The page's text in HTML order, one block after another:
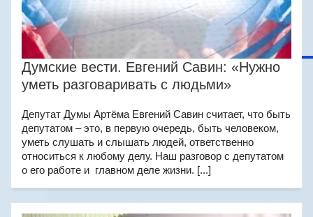
Думские вести. Евгений Савин: «Нужно
уметь разговаривать с людьми»
Депутат Думы Артёма Евгений Савин считает, что быть
депутатом – это, в первую очередь, быть человеком,
уметь слушать и слышать людей, ответственно
относиться к любому делу. Наш разговор с депутатом
о его работе и главном деле жизни. [...]